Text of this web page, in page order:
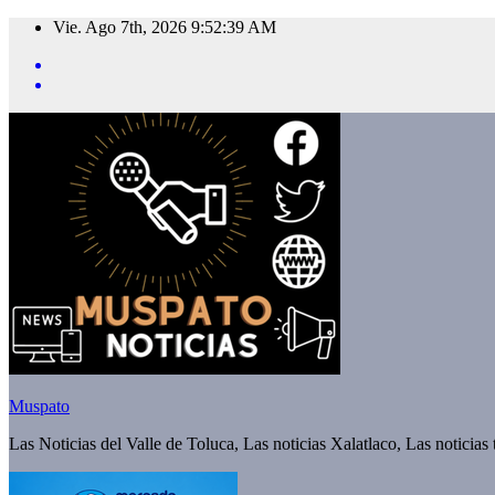
Saltar
contenido
Vie. Ago 7th, 2026 9:52:40 AM
Muspato
Las Noticias del Valle de Toluca, Las noticias Xalatlaco, Las